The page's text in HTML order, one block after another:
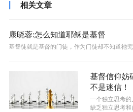
相关文章
康晓蓉:怎么知道耶稣是基督
基督徒就是基督的门徒，作为门徒却不知道祂
基督信仰妨
不是迷信！
一个独立思考
缺乏独立思考